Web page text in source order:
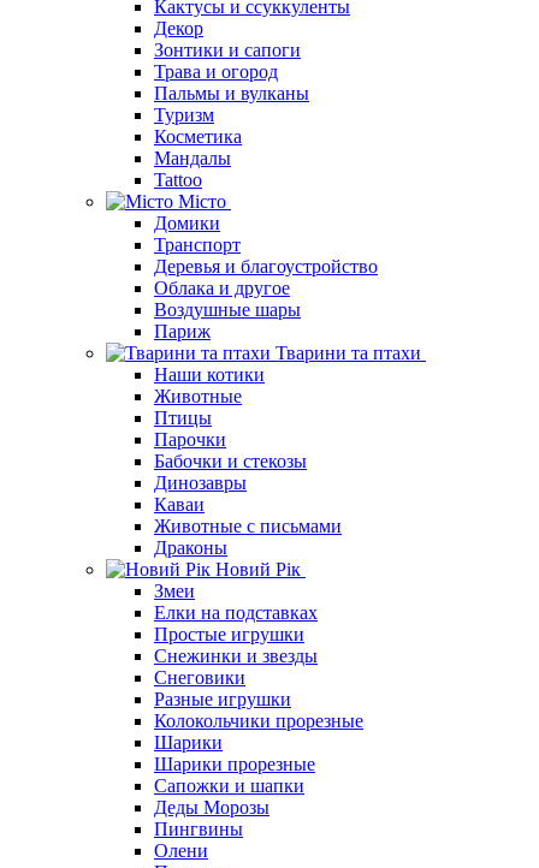
Кактусы и ссуккуленты
Декор
Зонтики и сапоги
Трава и огород
Пальмы и вулканы
Туризм
Косметика
Мандалы
Tattoo
Місто
Домики
Транспорт
Деревья и благоустройство
Облака и другое
Воздушные шары
Париж
Тварини та птахи
Наши котики
Животные
Птицы
Парочки
Бабочки и стекозы
Динозавры
Каваи
Животные с письмами
Драконы
Новий Рік
Змеи
Елки на подставках
Простые игрушки
Снежинки и звезды
Снеговики
Разные игрушки
Колокольчики прорезные
Шарики
Шарики прорезные
Сапожки и шапки
Деды Морозы
Пингвины
Олени